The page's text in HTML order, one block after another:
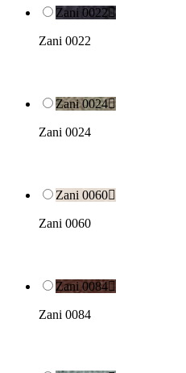
Zani 0022
Zani 0022
Zani 0024
Zani 0024
Zani 0060
Zani 0060
Zani 0084
Zani 0084